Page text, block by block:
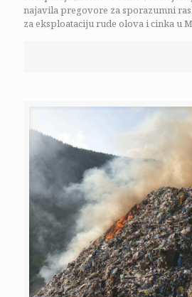
najavila pregovore za sporazumni
za eksploataciju rude olova i cinka u